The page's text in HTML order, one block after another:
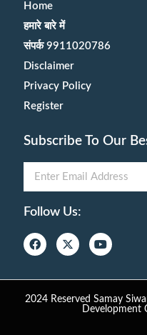
Home
हमारे बारे में
संपर्क 9911020786
Disclaimer
Privacy Policy
Register
Subscribe To Our
Follow Us:
2024 Reserved Samay
Development